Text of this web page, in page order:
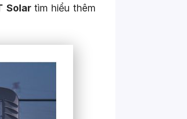
Solartìm hiểu thêm